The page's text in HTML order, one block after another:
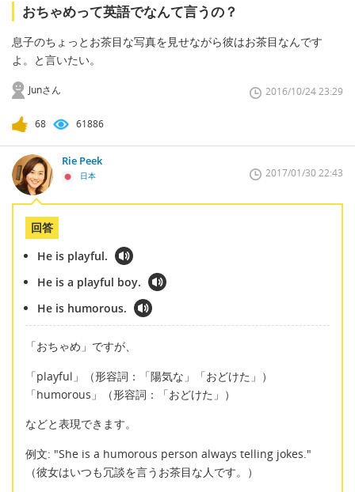
おちゃめって英語でなんて言うの？
息子のちょっとお茶目な写真を見せながら彼はお茶目なんです
よ。と言いたい。
Junさん 2016/10/24 23:29
68 61886
Rie Peek
日本 2017/01/30 22:43
回答
He is playful.
He is a playful boy.
He is humorous.
「おちゃめ」ですが、
「playful」（形容詞：「陽気な」「おどけた」）
「humorous」（形容詞：「おどけた」）
などと表現できます。
例文: "She is a humorous person always telling jokes."
（彼女はいつも冗談を言うお茶目な人です。）